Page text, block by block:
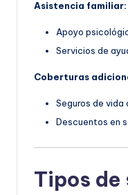
Asistencia familiar:
Apoyo
Servicios de
Coberturas
Seguros de vida
Descuentos en
Tipos de